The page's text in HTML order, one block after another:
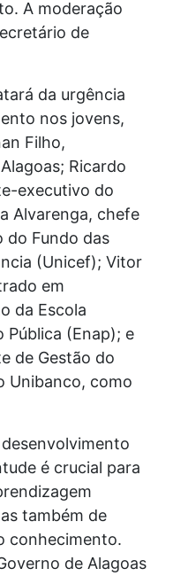
A moderação
de
da urgência
nos jovens,
Filho,
Ricardo
executivo do
Alvarenga, chefe
do Fundo das
(Unicef); Vitor
em
da Escola
Pública (Enap); e
de Gestão do
Unibanco, como
é crucial para
também de
conhecimento.
de Alagoas